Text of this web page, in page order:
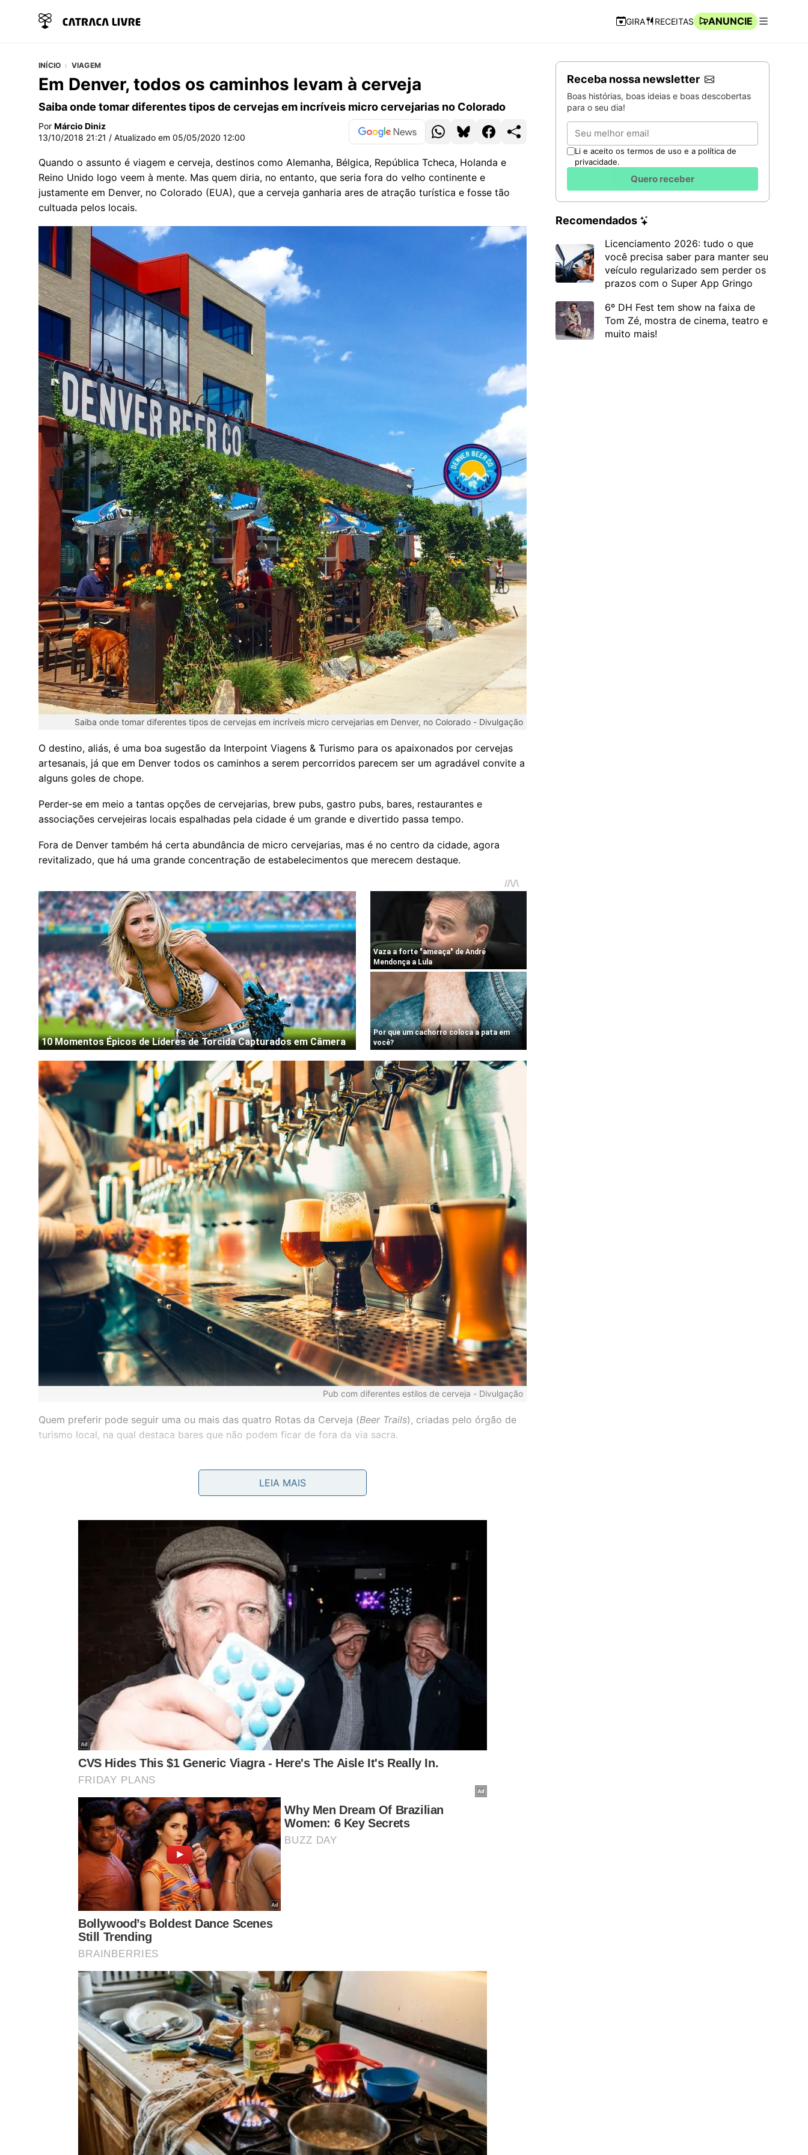
Navegação Rápida
GIRA RECEITAS
ANUNCIE
INÍCIO VIAGEM
Em Denver, todos os caminhos levam à cerveja
Saiba onde tomar diferentes tipos de cervejas em incríveis micro cervejarias no Colorado
Por Márcio Diniz
13/10/2018 21:21 / Atualizado em 05/05/2020 12:00
Quando o assunto é viagem e cerveja, destinos como Alemanha, Bélgica, República Tcheca, Holanda e
Reino Unido logo veem à mente. Mas quem diria, no entanto, que seria fora do velho continente e
justamente em Denver, no Colorado (EUA), que a cerveja ganharia ares de atração turística e fosse tão
cultuada pelos locais.
Saiba onde tomar diferentes tipos de cervejas em incríveis micro cervejarias em Denver, no Colorado - Divulgação
O destino, aliás, é uma boa sugestão da Interpoint Viagens & Turismo para os apaixonados por cervejas
artesanais, já que em Denver todos os caminhos a serem percorridos parecem ser um agradável convite a
alguns goles de chope.
Perder-se em meio a tantas opções de cervejarias, brew pubs, gastro pubs, bares, restaurantes e
associações cervejeiras locais espalhadas pela cidade é um grande e divertido passa tempo.
Fora de Denver também há certa abundância de micro cervejarias, mas é no centro da cidade, agora
revitalizado, que há uma grande concentração de estabelecimentos que merecem destaque.
Pub com diferentes estilos de cerveja - Divulgação
Quem preferir pode seguir uma ou mais das quatro Rotas da Cerveja (Beer Trails), criadas pelo órgão de
turismo local, na qual destaca bares que não podem ficar de fora da via sacra.
de vista turístico, já que contempla passagens históricas importantes para o desenvolvimento da cidade e
o que há de melhor em termos de cervejas artesanais.
Destaque para a Wynkoop Brewing, fundada pelo governador do Colorado e ex-prefeito de Denver, John
Hickenlooper. A cervejaria fica perto da estação central de trem e reúne em um só lugar toda a atmosfera
de felicidade e alegria dos tradicionais pubs locais. No piso superior, mesas de sinuca e jogos. No inferior,
bar e mesas para apreciar boa comida e cerveja. No subsolo, a cervejaria.
LEIA MAIS
Receba nossa newsletter
Boas histórias, boas ideias e boas descobertas
para o seu dia!
Email
Li e aceito os termos de uso e a política de
privacidade.
Quero receber
Recomendados
Licenciamento 2026: tudo o que
você precisa saber para manter seu
veículo regularizado sem perder os
prazos com o Super App Gringo
6º DH Fest tem show na faixa de
Tom Zé, mostra de cinema, teatro e
muito mais!